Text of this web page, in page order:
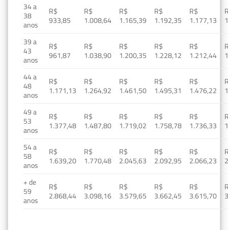
34 a
38
anos
R$
933,85
R$
1.008,64
R$
1.165,39
R$
1.192,35
R$
1.177,13
39 a
43
anos
R$
961,87
R$
1.038,90
R$
1.200,35
R$
1.228,12
R$
1.212,44
44 a
48
anos
R$
1.171,13
R$
1.264,92
R$
1.461,50
R$
1.495,31
R$
1.476,22
49 a
53
anos
R$
1.377,48
R$
1.487,80
R$
1.719,02
R$
1.758,78
R$
1.736,33
54 a
58
anos
R$
1.639,20
R$
1.770,48
R$
2.045,63
R$
2.092,95
R$
2.066,23
+ de
59
anos
R$
2.868,44
R$
3.098,16
R$
3.579,65
R$
3.662,45
R$
3.615,70